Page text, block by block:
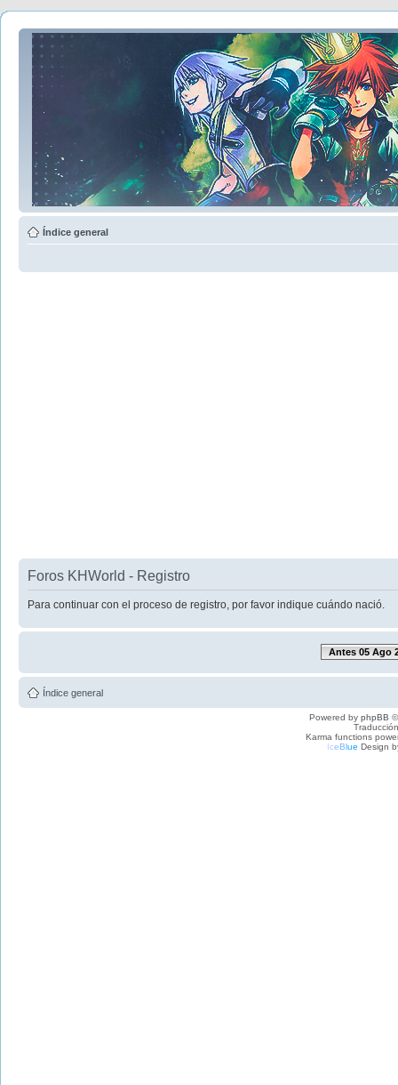
Índice general
Foros KHWorld - Registro
Para continuar con el proceso de registro, por favor indique cuándo nació.
Antes 05 Ago
Índice general
Powered by phpBB
Karma functions
IceBlue Design